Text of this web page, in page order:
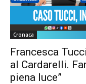
Cronaca
Francesca
al Cardarelli.
piena luce”